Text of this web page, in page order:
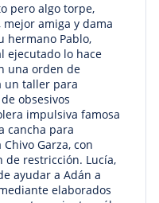
pero algo torpe,
amiga y dama
hermano Pablo,
ejecutado lo hace
una orden de
un taller para
obsesivos
impulsiva famosa
cancha para
Garza, con
restricción. Lucía,
ayudar a Adán a
elaborados